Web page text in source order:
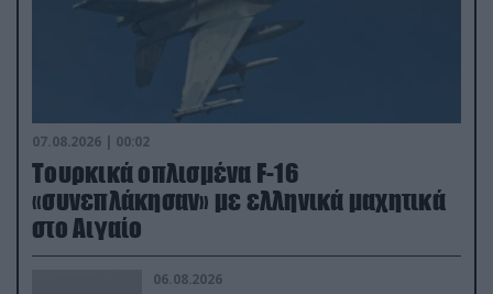
07.08.2026 | 00:02
Τουρκικά οπλισμένα F-16
«συνεπλάκησαν» με ελληνικά μαχητικά
στο Αιγαίο
06.08.2026